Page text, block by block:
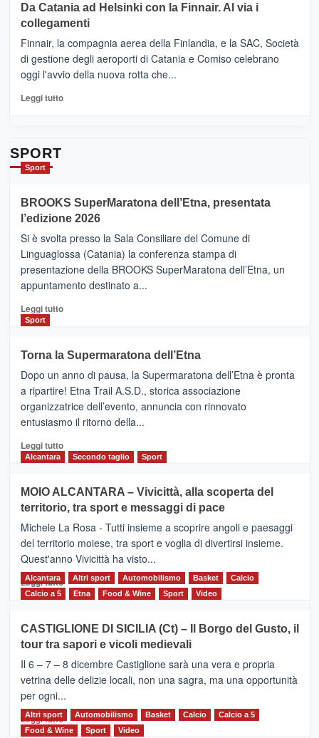
tappe
dell’enoturismo
RANDAZZO
–
Ci
siamo
quasi….
pronti
per
Da Catania ad Helsinki con la Finnair. Al via i
collegamenti
Finnair, la compagnia aerea della Finlandia, e la SAC, Società
di gestione degli aeroporti di Catania e Comiso celebrano
oggi l'avvio della nuova rotta che...
Leggi tuttoLeggi
con
la
Al
via
i
collegamenti
SPORT
Sport
BROOKS SuperMaratona dell’Etna, presentata
l’edizione 2026
Si è svolta presso la Sala Consiliare del Comune di
Linguaglossa (Catania) la conferenza stampa di
presentazione della BROOKS SuperMaratona dell’Etna, un
appuntamento destinato a...
Leggi tuttoLeggi
BROOKS
SuperMaratona
dell’Etna,
presentata
l’edizione
2026
Sport
Torna la Supermaratona dell’Etna
Dopo un anno di pausa, la Supermaratona dell’Etna è pronta
a ripartire! Etna Trail A.S.D., storica associazione
organizzatrice dell’evento, annuncia con rinnovato
entusiasmo il ritorno della...
Leggi tuttoLeggi
Torna
la
Supermaratona
dell’Etna
Alcantara Secondo taglio Sport
MOIO ALCANTARA – Vivicittà, alla scoperta del
territorio, tra sport e messaggi di pace
Michele La Rosa - Tutti insieme a scoprire angoli e paesaggi
del territorio moiese, tra sport e voglia di divertirsi insieme.
Quest'anno Vivicittà ha visto...
Leggi tutto Leggi
MOIO
ALCANTARA
–
Vivicittà,
alla
scoperta
del
territorio,
Alcantara Altri sport Automobilismo Basket
Calcio
Calcio a 5
Etna Food & Wine Sport Video
CASTIGLIONE DI SICILIA (Ct) – Il Borgo del Gusto, il
tour tra sapori e vicoli medievali
Il 6 – 7 – 8 dicembre Castiglione sarà una vera e propria
vetrina delle delizie locali, non una sagra, ma una opportunità
per ogni...
Leggi tuttoLeggi
di
Altri sport Automobilismo Basket Calcio
Calcio a 5
Food & Wine
Sport Video